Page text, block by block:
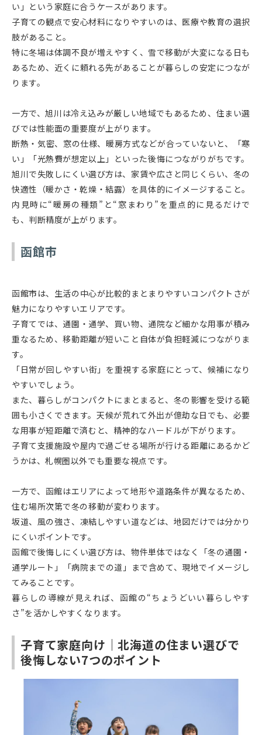
い」という家庭に合うケースがあります。
子育ての観点で安心材料になりやすいのは、医療や教育の選択
肢があること。
特に冬場は体調不良が増えやすく、雪で移動が大変になる日も
あるため、近くに頼れる先があることが暮らしの安定につなが
ります。
一方で、旭川は冷え込みが厳しい地域でもあるため、住まい選
びでは性能面の重要度が上がります。
断熱・気密、窓の仕様、暖房方式などが合っていないと、「寒
い」「光熱費が想定以上」といった後悔につながりがちです。
旭川で失敗しにくい選び方は、家賃や広さと同じくらい、冬の
快適性（暖かさ・乾燥・結露）を具体的にイメージすること。
内見時に“暖房の種類”と“窓まわり”を重点的に見るだけで
も、判断精度が上がります。
函館市
函館市は、生活の中心が比較的まとまりやすいコンパクトさが
魅力になりやすいエリアです。
子育てでは、通園・通学、買い物、通院など細かな用事が積み
重なるため、移動距離が短いこと自体が負担軽減につながりま
す。
「日常が回しやすい街」を重視する家庭にとって、候補になり
やすいでしょう。
また、暮らしがコンパクトにまとまると、冬の影響を受ける範
囲も小さくできます。天候が荒れて外出が億劫な日でも、必要
な用事が短距離で済むと、精神的なハードルが下がります。
子育て支援施設や屋内で過ごせる場所が行ける距離にあるかど
うかは、札幌圏以外でも重要な視点です。
一方で、函館はエリアによって地形や道路条件が異なるため、
住む場所次第で冬の移動が変わります。
坂道、風の強さ、凍結しやすい道などは、地図だけでは分かり
にくいポイントです。
函館で後悔しにくい選び方は、物件単体ではなく「冬の通園・
通学ルート」「病院までの道」まで含めて、現地でイメージし
てみることです。
暮らしの導線が見えれば、函館の“ちょうどいい暮らしやす
さ”を活かしやすくなります。
子育て家庭向け｜北海道の住まい選びで
後悔しない7つのポイント